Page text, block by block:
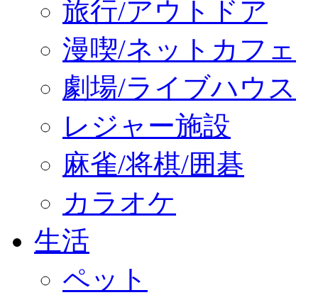
旅行/アウトドア
漫喫/ネットカフェ
劇場/ライブハウス
レジャー施設
麻雀/将棋/囲碁
カラオケ
生活
ペット